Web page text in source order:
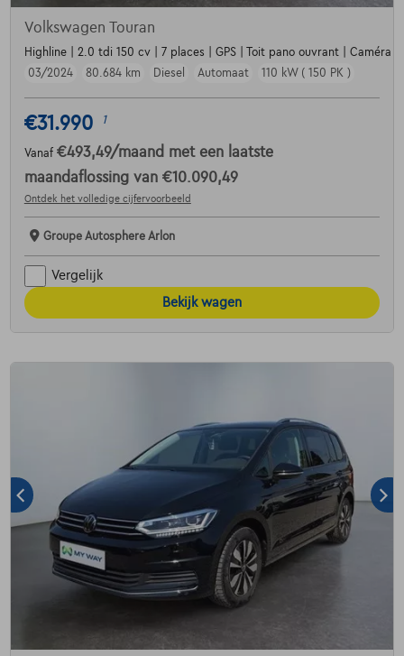
Volkswagen Touran
Highline | 2.0 tdi 150 cv | 7 places | GPS | Toit pano ouvrant | Caméra |
03/2024
80.684 km Diesel Automaat 110 kW ( 150 PK )
€31.990 1
Vanaf €493,49/maand met een laatste
maandaflossing van €10.090,49
Ontdek het volledige cijfervoorbeeld
Groupe Autosphere Arlon
Vergelijk
Bekijk wagen